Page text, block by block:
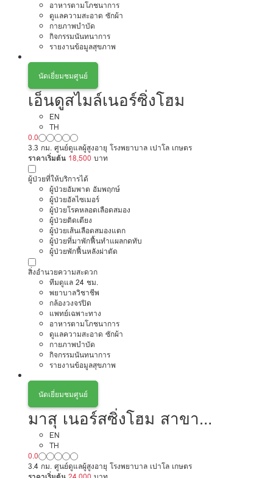
อาหารตามโภชนาการ
ดูแลความสะอาด ซักผ้า
กายภาพบำบัด
กิจกรรมนันทนาการ
รายงานข้อมูลสุขภาพ
นัดเยี่ยมชมศูนย์
เอ็นดูสไมล์เนอร์ซิ่งโฮม
EN
TH
0.0
3.3 กม. ศูนย์ดูแลผู้สูงอายุ โรงพยาบาล เปาโล เกษตร
ราคาเริ่มต้น 18,500 บาท
ผู้ป่วยที่ให้บริการได้
ผู้ป่วยอัมพาต อัมพฤกษ์
ผู้ป่วยอัลไซเมอร์
ผู้ป่วยโรคหลอดเลือดสมอง
ผู้ป่วยติดเตียง
ผู้ป่วยเส้นเลือดสมองแตก
ผู้ป่วยที่มาพักฟื้นทำแผลกดทับ
ผู้ป่วยพักฟื้นหลังผ่าตัด
สิ่งอำนวยความสะดวก
ทีมดูแล 24 ชม.
พยาบาลวิชาชีพ
กล้องวงจรปิด
แพทย์เฉพาะทาง
อาหารตามโภชนาการ
ดูแลความสะอาด ซักผ้า
กายภาพบำบัด
กิจกรรมนันทนาการ
รายงานข้อมูลสุขภาพ
นัดเยี่ยมชมศูนย์
มาสุ เนอร์สซิ่งโฮม สาขา
งามวงศ์วาน
EN
TH
0.0
3.4 กม. ศูนย์ดูแลผู้สูงอายุ โรงพยาบาล เปาโล เกษตร